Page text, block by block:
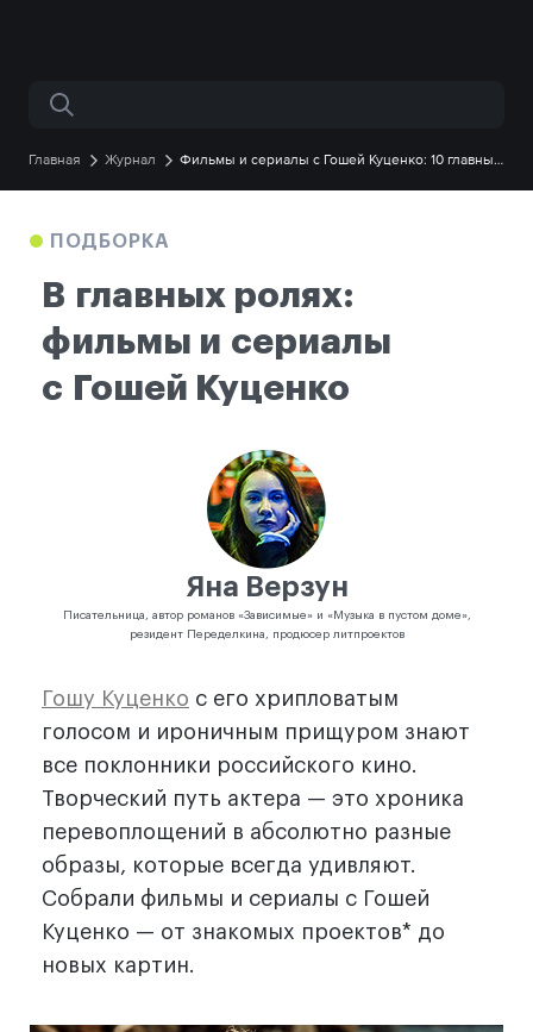
Поиск по сайту
Главная Журнал
Фильмы и сериалы с Гошей Куценко: 10 главных
ПОДБОРКА
В главных ролях:
фильмы и сериалы
с Гошей Куценко
Яна Верзун
Писательница, автор романов «Зависимые» и «Музыка в пустом доме»,
резидент Переделкина, продюсер литпроектов
Гошу Куценко с его хрипловатым
голосом и ироничным прищуром знают
все поклонники российского кино.
Творческий путь актера — это хроника
перевоплощений в абсолютно разные
образы, которые всегда удивляют.
Собрали фильмы и сериалы с Гошей
Куценко — от знакомых проектов* до
новых картин.